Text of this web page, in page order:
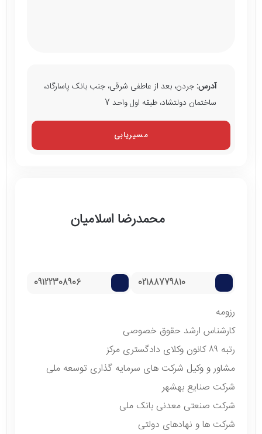
آدرس: جردن، بعد از عاطفی شرقی، جنب بانک پاسارگاد،
ساختمان دولتشاد، طبقه اول واحد 7
مسیریابی
محمدرضا اسلامیان
02188779810
09122308906
رزومه
کارشناس ارشد حقوق خصوصی
رتبه ۸۹ کانون وکلای دادگستری مرکز
مشاور و وکیل شرکت های سرمایه گذاری توسعه ملی
شرکت صنایع بهشهر
شرکت صنعتی معدنی بانک ملی
شرکت ها و نهادهای دولتی